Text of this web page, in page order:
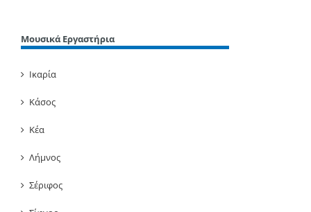
Μουσικά Εργαστήρια
Ικαρία
Κάσος
Κέα
Λήμνος
Σέριφος